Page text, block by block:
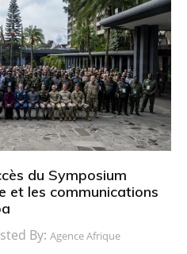
du Symposium
et les communications
By: Agence Afrique